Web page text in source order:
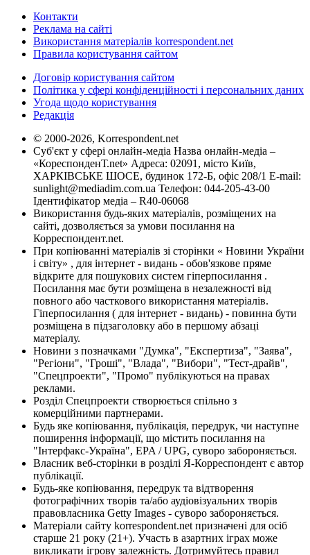
Контакти
Реклама на сайті
Використання матеріалів korrespondent.net
Правила користування сайтом
Договір користування сайтом
Політика у сфері конфіденційності і персональних даних
Угода щодо користування
Редакція
© 2000-2026, Korrespondent.net
Суб'єкт у сфері онлайн-медіа Назва онлайн-медіа –
«КореспонденТ.net» Адреса: 02091, місто Київ,
ХАРКІВСЬКЕ ШОСЕ, будинок 172-Б, офіс 208/1 E-mail:
sunlight@mediadim.com.ua Телефон: 044-205-43-00
Ідентифікатор медіа – R40-06068
Використання будь-яких матеріалів, розміщених на
сайті, дозволяється за умови посилання на
Корреспондент.net.
При копіюванні матеріалів зі сторінки « Новини України
і світу» , для інтернет - видань - обов'язкове пряме
відкрите для пошукових систем гіперпосилання .
Посилання має бути розміщена в незалежності від
повного або часткового використання матеріалів.
Гіперпосилання ( для інтернет - видань) - повинна бути
розміщена в підзаголовку або в першому абзаці
матеріалу.
Новини з позначками "Думка", "Експертиза", "Заява",
"Регіони", "Гроші", "Влада", "Вибори", "Тест-драйв",
"Спецпроекти", "Промо" публікуються на правах
реклами.
Розділ Спецпроекти створюється спільно з
комерційними партнерами.
Будь яке копіювання, публікація, передрук, чи наступне
поширення інформації, що містить посилання на
"Інтерфакс-Україна", EPA / UPG, суворо забороняється.
Власник веб-сторінки в розділі Я-Корреспондент є автор
публікації.
Будь-яке копіювання, передрук та відтворення
фотографічних творів та/або аудіовізуальних творів
правовласника Getty Images - суворо забороняється.
Матеріали сайту korrespondent.net призначені для осіб
старше 21 року (21+). Участь в азартних іграх може
викликати ігрову залежність. Дотримуйтесь правил